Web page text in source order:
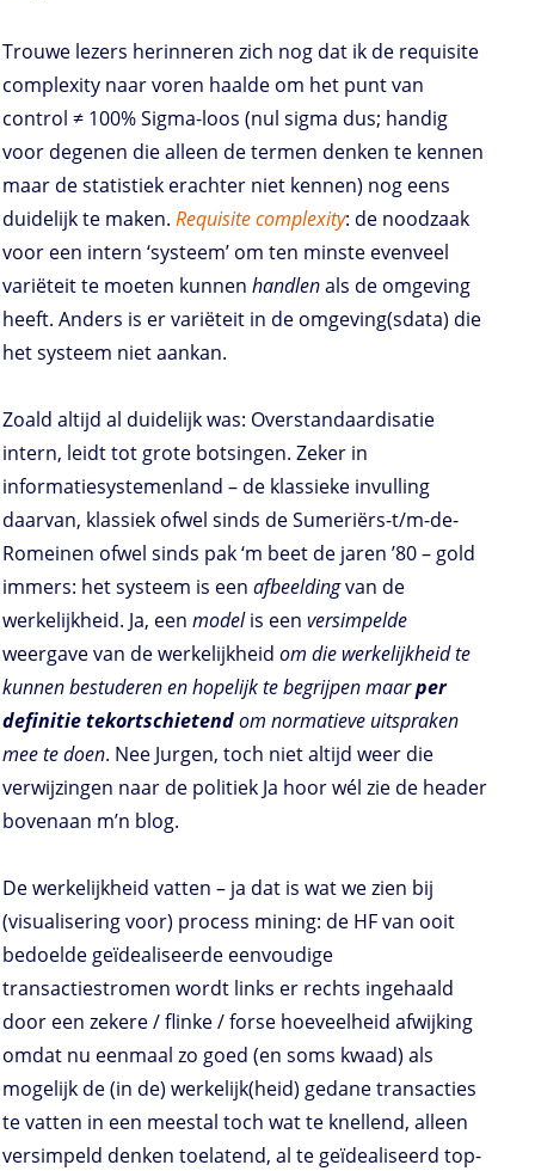
Trouwe lezers herinneren zich nog dat ik de requisite
complexity naar voren haalde om het punt van
control ≠ 100% Sigma-loos (nul sigma dus; handig
voor degenen die alleen de termen denken te kennen
maar de statistiek erachter niet kennen) nog eens
duidelijk te maken. Requisite complexity: de noodzaak
voor een intern ‘systeem’ om ten minste evenveel
variëteit te moeten kunnen handlenals de omgeving
heeft. Anders is er variëteit in de omgeving(sdata) die
het systeem niet aankan.
Zoald altijd al duidelijk was: Overstandaardisatie
intern, leidt tot grote botsingen. Zeker in
informatiesystemenland – de klassieke invulling
daarvan, klassiek ofwel sinds de Sumeriërs-t/m-de-
Romeinen ofwel sinds pak ‘m beet de jaren ’80 – gold
immers: het systeem is een afbeeldingvan de
werkelijkheid. Ja, een modelis een versimpelde
weergave van de werkelijkheid om die werkelijkheid te
kunnen bestuderen en hopelijk te begrijpen maarper
definitie tekortschietendom normatieve uitspraken
mee te doen. Nee Jurgen, toch niet altijd weer die
verwijzingen naar de politiek Ja hoor wél zie de header
bovenaan m’n blog.
De werkelijkheid vatten – ja dat is wat we zien bij
(visualisering voor) process mining: de HF van ooit
bedoelde geïdealiseerde eenvoudige
transactiestromen wordt links er rechts ingehaald
door een zekere / flinke / forse hoeveelheid afwijking
omdat nu eenmaal zo goed (en soms kwaad) als
mogelijk de (in de) werkelijk(heid) gedane transacties
te vatten in een meestal toch wat te knellend, alleen
versimpeld denken toelatend, al te geïdealiseerd top-